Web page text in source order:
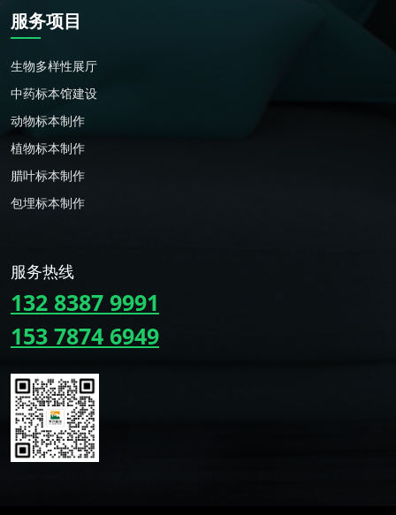
服务项目
生物多样性展厅
中药标本馆建设
动物标本制作
植物标本制作
腊叶标本制作
包埋标本制作
服务热线
132 8387 9991
153 7874 6949